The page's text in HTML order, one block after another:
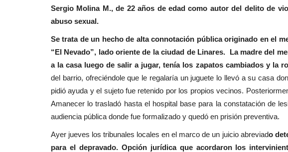
Sergio Molina M., de 22 años de edad como autor del delito de
abuso sexual.
Se trata de un hecho de alta connotación pública originado en el
“El Nevado”, lado oriente de la ciudad de Linares. La madre del
a la casa luego de salir a jugar, tenía los zapatos cambiados y la
del barrio, ofreciéndole que le regalaría un juguete lo llevó a su casa
pidió ayuda y el sujeto fue retenido por los propios vecinos.
Amanecer lo trasladó hasta el hospital base para la constatación de
audiencia pública donde fue formalizado y quedó en prisión preventiva.
Ayer jueves los tribunales locales en el marco de un juicio abreviado
para el depravado. Opción jurídica que acordaron los
Marcelo
Policial
Linares: equipos de Seguridad Pública
Municipal interceptan...
Editora Mayo 24, 2026 1178
Política
Editora